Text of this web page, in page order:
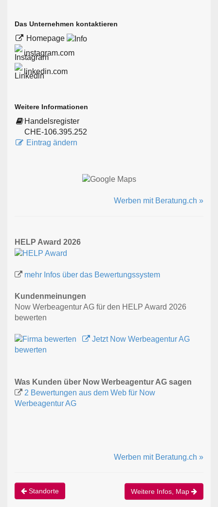
Das Unternehmen kontaktieren
Homepage
instagram.com
linkedin.com
Weitere Informationen
Handelsregister
CHE-106.395.252
Eintrag ändern
Werben mit Beratung.ch »
HELP Award 2026
mehr Infos über das Bewertungssystem
Kundenmeinungen
Now Werbeagentur AG für den HELP Award 2026
bewerten
Jetzt Now Werbeagentur AG
bewerten
Was Kunden über Now Werbeagentur AG sagen
2 Bewertungen aus dem Web für Now
Werbeagentur AG
Werben mit Beratung.ch »
Standorte Weitere Infos, Map